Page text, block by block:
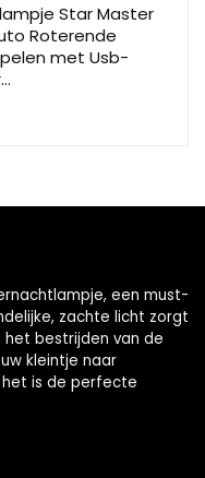
Star Master
Roterende
met Usb-
een must-
zachte licht zorgt
bestrijden van de
kleintje naar
het is de perfecte